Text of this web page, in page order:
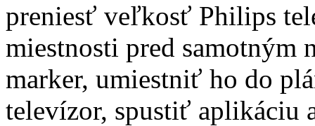
preniesť veľkosť Philips
miestnosti pred
marker, umiestniť ho do
televízor, spustiť aplikáciu